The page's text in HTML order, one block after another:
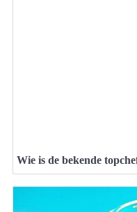
Wie is de bekende